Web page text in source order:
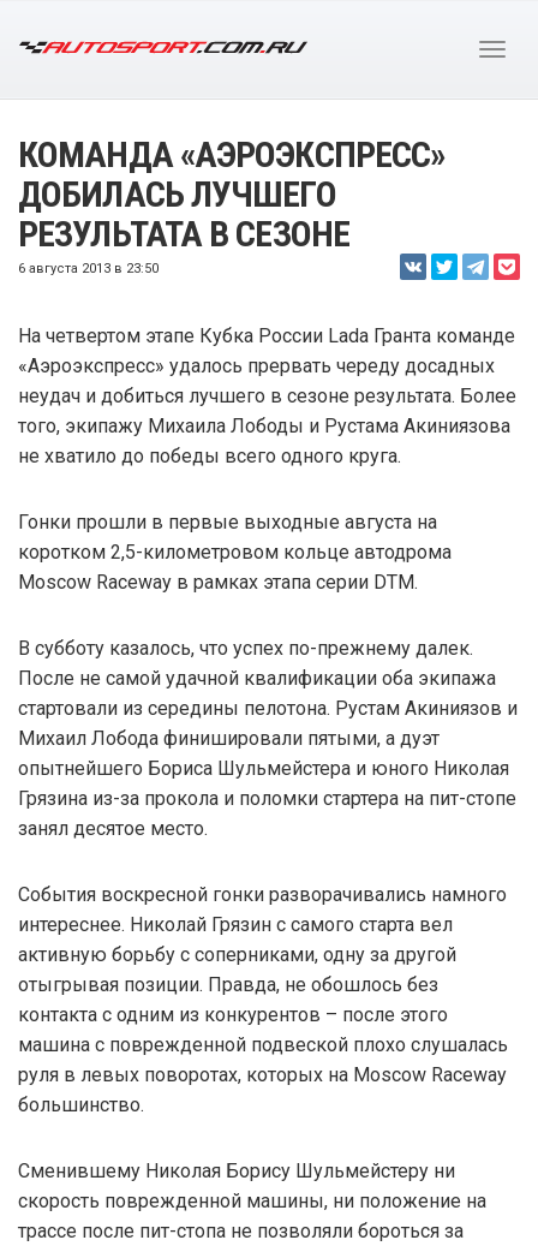
КОМАНДА «АЭРОЭКСПРЕСС»
ДОБИЛАСЬ ЛУЧШЕГО
РЕЗУЛЬТАТА В СЕЗОНЕ
6 августа 2013 в 23:50
На четвертом этапе Кубка России Lada Гранта команде
«Аэроэкспресс» удалось прервать череду досадных
неудач и добиться лучшего в сезоне результата. Более
того, экипажу Михаила Лободы и Рустама Акиниязова
не хватило до победы всего одного круга.
Гонки прошли в первые выходные августа на
коротком 2,5-километровом кольце автодрома
Moscow Raceway в рамках этапа серии DTM.
В субботу казалось, что успех по-прежнему далек.
После не самой удачной квалификации оба экипажа
стартовали из середины пелотона. Рустам Акиниязов и
Михаил Лобода финишировали пятыми, а дуэт
опытнейшего Бориса Шульмейстера и юного Николая
Грязина из-за прокола и поломки стартера на пит-стопе
занял десятое место.
События воскресной гонки разворачивались намного
интереснее. Николай Грязин с самого старта вел
активную борьбу с соперниками, одну за другой
отыгрывая позиции. Правда, не обошлось без
контакта с одним из конкурентов – после этого
машина с поврежденной подвеской плохо слушалась
руля в левых поворотах, которых на Moscow Raceway
большинство.
Сменившему Николая Борису Шульмейстеру ни
скорость поврежденной машины, ни положение на
трассе после пит-стопа не позволяли бороться за